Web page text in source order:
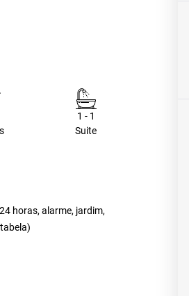
1 - 1
Suite
horas, alarme, jardim,